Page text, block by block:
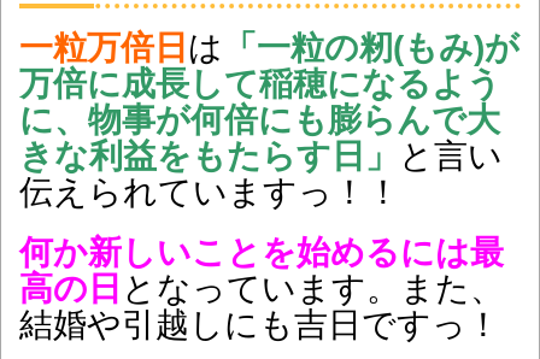
一粒万倍日 は 「一粒の籾(もみ)が
万倍に成長して稲穂になるよう
に、物事が何倍にも膨らんで大
きな利益をもたらす日」
と言い
伝えられていますっ！！
何か新しいことを始めるには最
高の日 となっています。また、
結婚や引越しにも吉日ですっ！